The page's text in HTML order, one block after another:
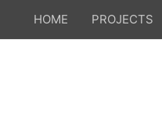
HOME PROJECTS